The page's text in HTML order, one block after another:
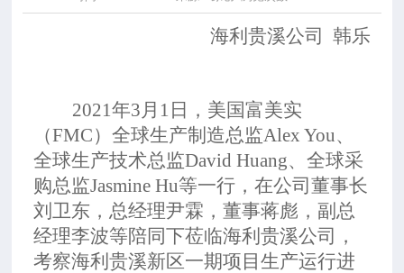
海利贵溪公司 韩乐
2021年3月1日，美国富美实
（FMC）全球生产制造总监Alex You、
全球生产技术总监David Huang、全球采
购总监Jasmine Hu等一行，在公司董事长
刘卫东，总经理尹霖，董事蒋彪，副总
经理李波等陪同下莅临海利贵溪公司，
考察海利贵溪新区一期项目生产运行进